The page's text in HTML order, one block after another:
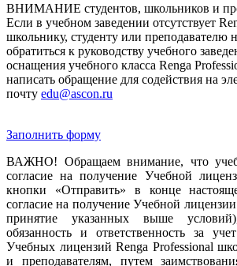
ВНИМАНИЕ студентов, школьников и
Если в учебном заведении отсутствует
школьнику, студенту или преподавателю
обратиться к руководству учебного
оснащения учебного класса Renga
написать обращение для содействия на
почту edu@ascon.ru
Заполнить форму
ВАЖНО! Обращаем внимание, что
согласие на получение Учебной
кнопки «Отправить» в конце
согласие на получение Учебной
принятие указанных выше
обязанность и ответственность за
Учебных лицензий Renga Professional
и преподавателям, путем